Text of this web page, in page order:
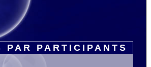
PAR PARTICIPANTS